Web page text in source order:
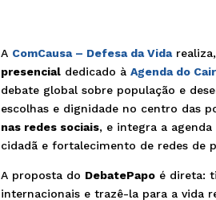
A ComCausa – Defesa da Vida
presencial dedicado àAgenda do
debate global sobre população e
escolhas e dignidade no centro das
nas redes sociais, e integra a
cidadã e fortalecimento de redes de
A proposta do DebatePapo é direta:
internacionais e trazê-la para a vida